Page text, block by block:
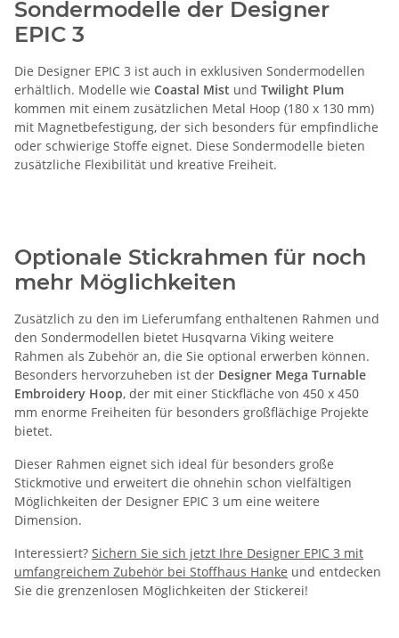
Sondermodelle der Designer
EPIC 3
Die Designer EPIC 3 ist auch in exklusiven Sondermodellen
erhältlich. Modelle wie Coastal Mist und Twilight Plum
kommen mit einem zusätzlichen Metal Hoop (180 x 130 mm)
mit Magnetbefestigung, der sich besonders für empfindliche
oder schwierige Stoffe eignet. Diese Sondermodelle bieten
zusätzliche Flexibilität und kreative Freiheit.
Optionale Stickrahmen für noch
mehr Möglichkeiten
Zusätzlich zu den im Lieferumfang enthaltenen Rahmen und
den Sondermodellen bietet Husqvarna Viking weitere
Rahmen als Zubehör an, die Sie optional erwerben können.
Besonders hervorzuheben ist der Designer Mega Turnable
Embroidery Hoop, der mit einer Stickfläche von 450 x 450
mm enorme Freiheiten für besonders großflächige Projekte
bietet.
Dieser Rahmen eignet sich ideal für besonders große
Stickmotive und erweitert die ohnehin schon vielfältigen
Möglichkeiten der Designer EPIC 3 um eine weitere
Dimension.
Interessiert? Sichern Sie sich jetzt Ihre Designer EPIC 3 mit
umfangreichem Zubehör bei Stoffhaus Hanke und entdecken
Sie die grenzenlosen Möglichkeiten der Stickerei!